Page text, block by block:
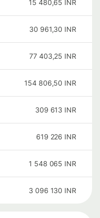
15 480,65 INR
30 961,30 INR
77 403,25 INR
154 806,50 INR
309 613 INR
619 226 INR
1 548 065 INR
3 096 130 INR